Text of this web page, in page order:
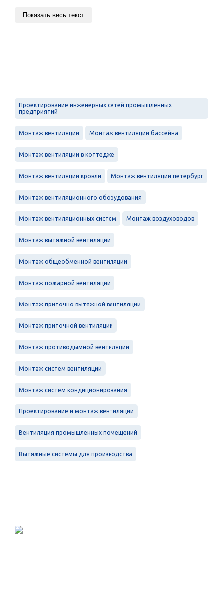
Показать весь текст
Проектирование инженерных сетей промышленных
предприятий
Монтаж вентиляции Монтаж вентиляции бассейна
Монтаж вентиляции в коттедже
Монтаж вентиляции кровли Монтаж вентиляции петербург
Монтаж вентиляционного оборудования
Монтаж вентиляционных систем Монтаж воздуховодов
Монтаж вытяжной вентиляции
Монтаж общеобменной вентиляции
Монтаж пожарной вентиляции
Монтаж приточно вытяжной вентиляции
Монтаж приточной вентиляции
Монтаж противодымной вентиляции
Монтаж систем вентиляции
Монтаж систем кондиционирования
Проектирование и монтаж вентиляции
Вентиляция промышленных помещений
Вытяжные системы для производства